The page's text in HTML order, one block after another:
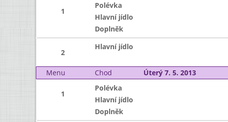
1
Polévka
Hlavní jídlo
Doplněk
2
Hlavní jídlo
Menu Chod Úterý 7. 5. 2013
1
Polévka
Hlavní jídlo
Doplněk